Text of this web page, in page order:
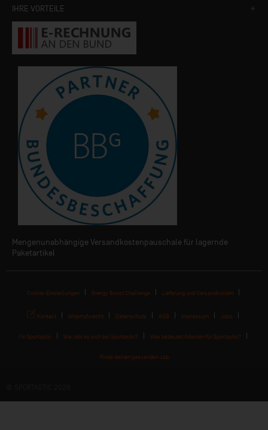
IHRE VORTEILE
Mengenunabhängige Versandkostenpauschale für lagernde
Paketartikel
Cookie-Einstellungen Energy Boost Challenge Lieferung und Versandkosten
Kontakt Widerrufsrecht Datenschutz AGB Impressum Jobs
I'm Sportastic Wie lebt es sich bei Sportastic? Was bedeutet Arbeiten für Sportastic?
Finde deinen passenden Job